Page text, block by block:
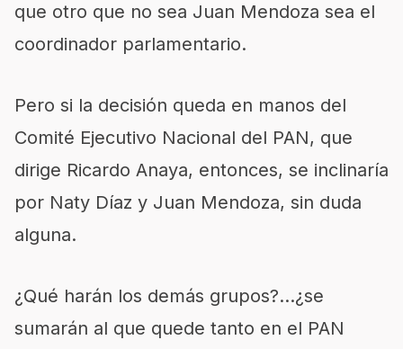
que otro que no sea Juan Mendoza sea el
coordinador parlamentario.
Pero si la decisión queda en manos del
Comité Ejecutivo Nacional del PAN, que
dirige Ricardo Anaya, entonces, se inclinaría
por Naty Díaz y Juan Mendoza, sin duda
alguna.
¿Qué harán los demás grupos?…¿se
sumarán al que quede tanto en el PAN